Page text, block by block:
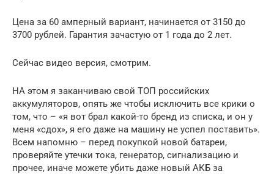
Цена за 60 амперный вариант, начинается от 3150 до
3700 рублей. Гарантия зачастую от 1 года до 2 лет.
Сейчас видео версия, смотрим.
НА этом я заканчиваю свой ТОП российских
аккумуляторов, опять же чтобы исключить все крики о
том, что – «я вот брал какой-то бренд из списка, и он у
меня «сдох», я его даже на машину не успел поставить».
Всем напомню – перед покупкой новой батареи,
проверяйте утечки тока, генератор, сигнализацию и
прочее, иначе можете убить даже новый АКБ за